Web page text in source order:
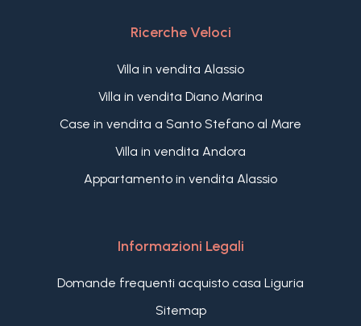
Ricerche Veloci
Villa in vendita Alassio
Villa in vendita Diano Marina
Case in vendita a Santo Stefano al Mare
Villa in vendita Andora
Appartamento in vendita Alassio
Informazioni Legali
Domande frequenti acquisto casa Liguria
Sitemap